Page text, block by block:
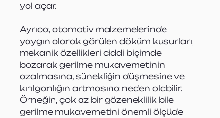
yol açar.
Ayrıca, otomotiv malzemelerinde
yaygın olarak görülen döküm kusurları,
mekanik özellikleri ciddi biçimde
bozarak gerilme mukavemetinin
azalmasına, sünekliğin düşmesine ve
kırılganlığın artmasına neden olabilir.
Örneğin, çok az bir gözeneklilik bile
gerilme mukavemetini önemli ölçüde